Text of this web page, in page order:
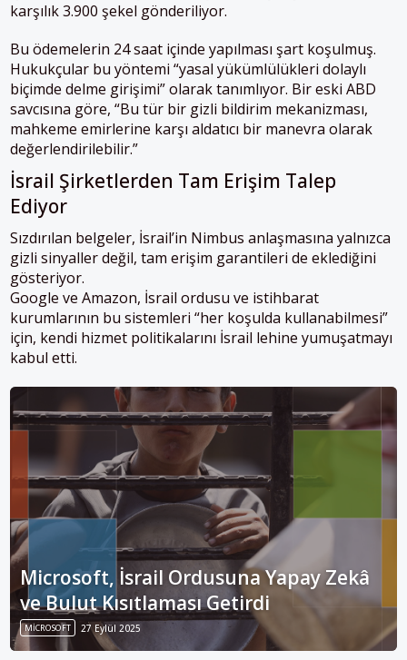
karşılık 3.900 şekel gönderiliyor.
Bu ödemelerin 24 saat içinde yapılması şart koşulmuş.
Hukukçular bu yöntemi “yasal yükümlülükleri dolaylı
biçimde delme girişimi” olarak tanımlıyor. Bir eski ABD
savcısına göre, “Bu tür bir gizli bildirim mekanizması,
mahkeme emirlerine karşı aldatıcı bir manevra olarak
değerlendirilebilir.”
İsrail Şirketlerden Tam Erişim Talep
Ediyor
Sızdırılan belgeler, İsrail’in Nimbus anlaşmasına yalnızca
gizli sinyaller değil, tam erişim garantileri de eklediğini
gösteriyor.
Google ve Amazon, İsrail ordusu ve istihbarat
kurumlarının bu sistemleri “her koşulda kullanabilmesi”
için, kendi hizmet politikalarını İsrail lehine yumuşatmayı
kabul etti.
Microsoft, İsrail Ordusuna Yapay Zekâ
ve Bulut Kısıtlaması Getirdi
MICROSOFT 27 Eylül 2025